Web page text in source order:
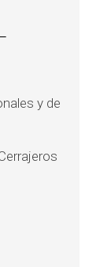
y de